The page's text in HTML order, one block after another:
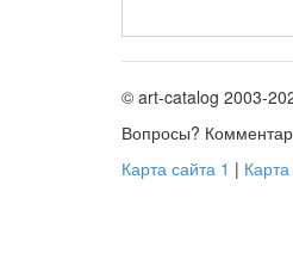
© art-catalog 2003-
Вопросы?
Карта сайта 1 |